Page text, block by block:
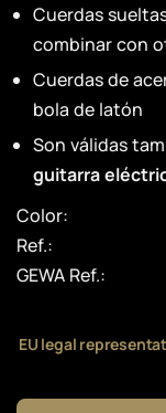
Cuerdas
combinar con
Cuerdas de
bola de latón
Son válidas
guitarra
Color:
Ref.:
GEWA Ref.:
EU legal